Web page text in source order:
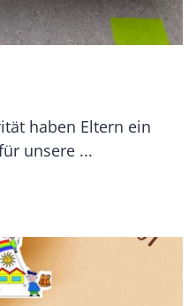
haben Eltern ein
unsere ...